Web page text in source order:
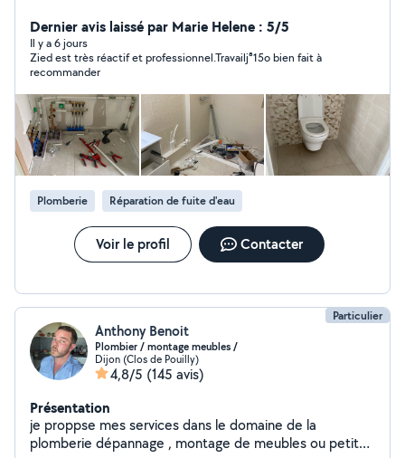
qualité et des prix transparents. J'interviens rapidement
pour les urgences comme pour les installations ou
rénovations, en vous garantissant un travail propre,
durable et conforme aux normes Intervention rapide
Travail soigné Disponible 24h/24 et 7j/7
Dernier avis laissé par Marie Helene : 5/5
Il y a 6 jours
Zied est très réactif et professionnel.Travailj⁸15o bien fait à
recommander
Plomberie Réparation de fuite d'eau
Voir le profil Contacter
Particulier
Anthony Benoit
Plombier / montage meubles /
Dijon (Clos de Pouilly)
4,8/5 (145 avis)
Présentation
je proppse mes services dans le domaine de la
plomberie dépannage , montage de meubles ou petite